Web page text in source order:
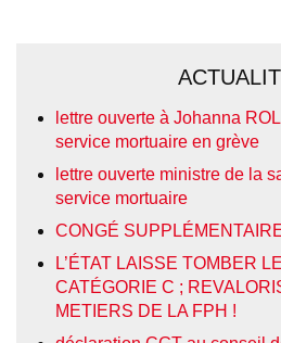
lettre ouverte à Johanna
service mortuaire en grève
lettre ouverte ministre de la
service mortuaire
CONGÉ
L’ÉTAT LAISSE TOMBER
CATÉGORIE C ;
METIERS DE LA FPH !